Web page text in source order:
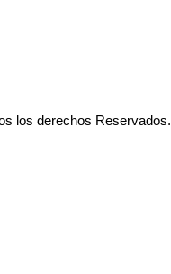
los derechos Reservados.